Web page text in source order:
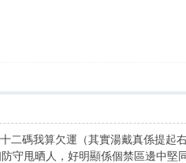
二碼我算欠運（其實湯戴真係提
守甩晒人，好明顯係個禁區邊中